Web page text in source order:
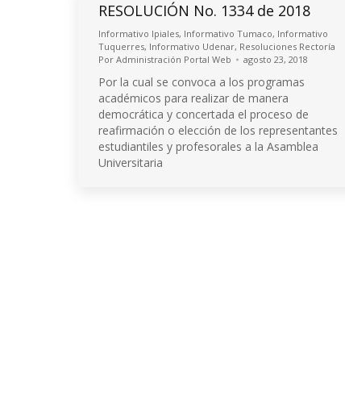
RESOLUCIÓN No. 1334 de 2018
Informativo Ipiales, Informativo Tumaco, Informativo
Tuquerres, Informativo Udenar, Resoluciones Rectoría
Por Administración Portal Web agosto 23, 2018
Por la cual se convoca a los programas
académicos para realizar de manera
democrática y concertada el proceso de
reafirmación o elección de los representantes
estudiantiles y profesorales a la Asamblea
Universitaria